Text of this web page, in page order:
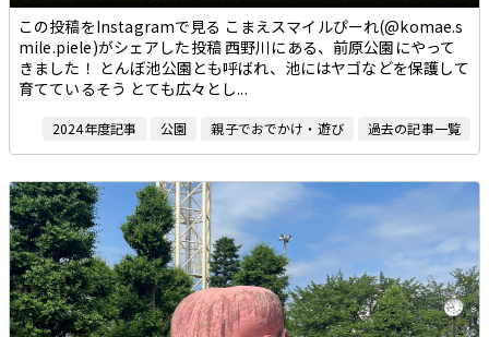
この投稿をInstagramで見る こまえスマイルぴーれ(@komae.s
mile.piele)がシェアした投稿 西野川にある、前原公園にやって
きました！ とんぼ池公園とも呼ばれ、池にはヤゴなどを保護して
育てているそう とても広々とし...
2024年度記事 公園 親子でおでかけ・遊び 過去の記事一覧